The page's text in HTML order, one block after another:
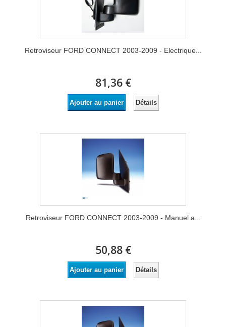
Retroviseur FORD CONNECT 2003-2009 - Electrique...
81,36 €
Ajouter au panier Détails
Retroviseur FORD CONNECT 2003-2009 - Manuel a...
50,88 €
Ajouter au panier Détails